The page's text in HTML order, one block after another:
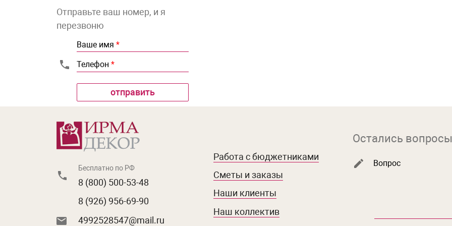
Отправьте ваш номер, и я
перезвоню
Ваше имя *
Телефон *
Бесплатно по РФ
8 (800) 500-53-48
8 (926) 956-69-90
4992528547@mail.ru
Работа с бюджетниками
Сметы и заказы
Наши клиенты
Наш коллектив
Остались
Вопрос